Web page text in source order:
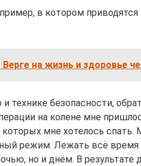
в котором приводятся
на жизнь и здоровье
технике безопасности,
на колене мне
мне хотелось спать.
режим. Лежать всё время
но и днём. В результате